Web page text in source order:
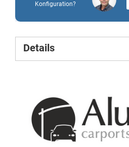
Konfiguration?
Details